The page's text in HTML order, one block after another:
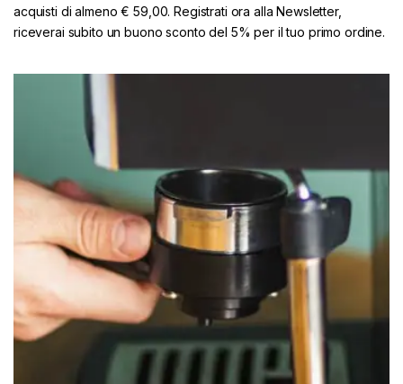
acquisti di almeno € 59,00. Registrati ora alla Newsletter,
riceverai subito un buono sconto del 5% per il tuo primo ordine.